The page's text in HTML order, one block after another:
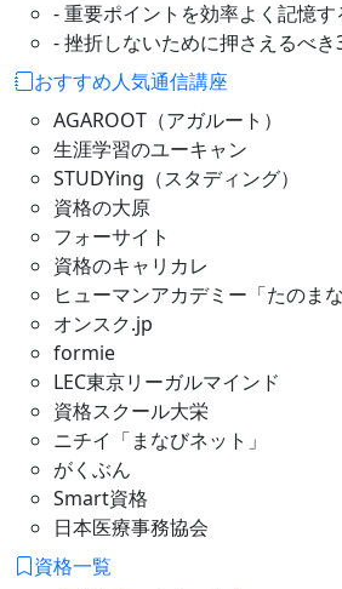
- 重要ポイントを効率よく記憶す
- 挫折しないために押さえるべき
おすすめ人気通信講座
AGAROOT（アガルート）
生涯学習のユーキャン
STUDYing（スタディング）
資格の大原
フォーサイト
資格のキャリカレ
ヒューマンアカデミー「たのまな
オンスク.jp
formie
LEC東京リーガルマインド
資格スクール大栄
ニチイ「まなびネット」
がくぶん
Smart資格
日本医療事務協会
資格一覧